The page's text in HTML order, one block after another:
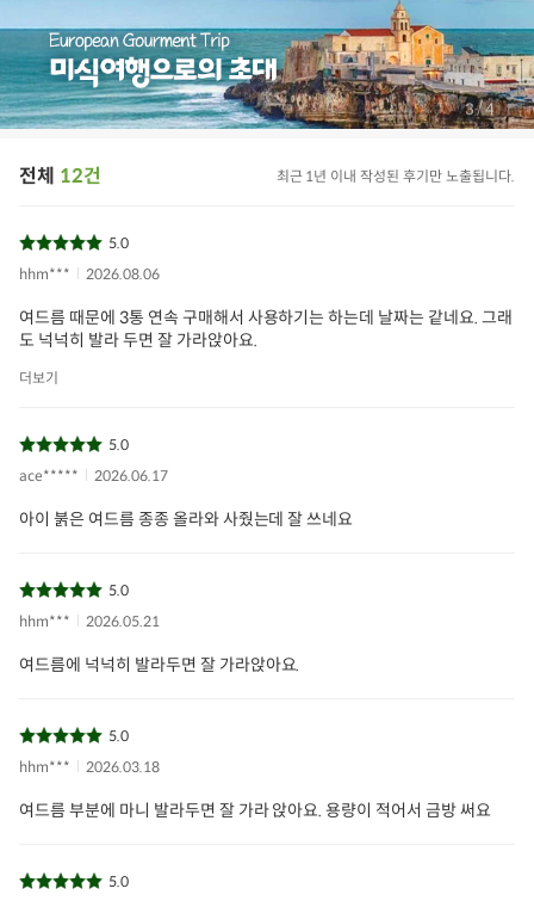
3/4
전체 12건 최근 1년 이내 작성된 후기만 노출됩니다.
5.0
hhm***
2026.08.06
여드름 때문에 3통 연속 구매해서 사용하기는 하는데 날짜는 같네요. 그래
도 넉넉히 발라 두면 잘 가라앉아요.
더보기
5.0
ace*****
2026.06.17
아이 붉은 여드름 종종 올라와 사줬는데 잘 쓰네요
5.0
hhm***
2026.05.21
여드름에 넉넉히 발라두면 잘 가라앉아요.
5.0
hhm***
2026.03.18
여드름 부분에 마니 발라두면 잘 가라 앉아요. 용량이 적어서 금방 써요
5.0